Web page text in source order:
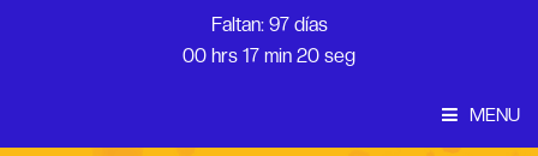
Faltan: 97 días
00 hrs 17 min 20 seg
MENU